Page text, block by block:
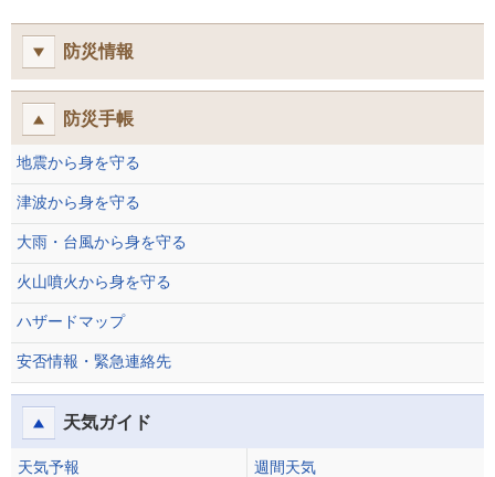
防災情報
防災手帳
地震から身を守る
津波から身を守る
大雨・台風から身を守る
火山噴火から身を守る
ハザードマップ
安否情報・緊急連絡先
天気ガイド
天気予報 週間天気